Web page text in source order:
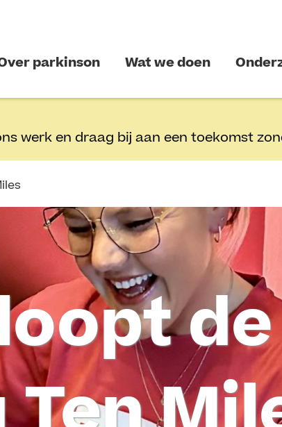
parkinson Wat we doen
werk en draag bij aan een toekomst
de